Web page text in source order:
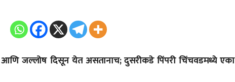
जल्लोष दिसून येत असतानाच; दुसरीकडे पिंपरी चिंचवडमध्ये एका